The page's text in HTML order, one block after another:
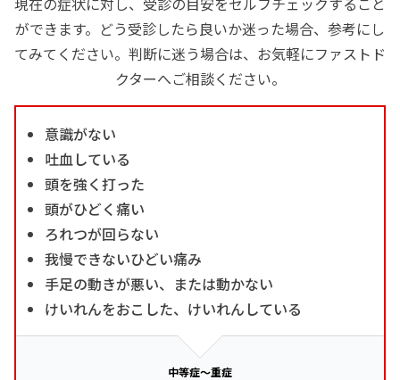
ができます。どう受診したら良いか迷った場合、参考にし
てみてください。判断に迷う場合は、お気軽にファストド
クターへご相談ください。
意識がない
吐血している
頭を強く打った
頭がひどく痛い
ろれつが回らない
我慢できないひどい痛み
手足の動きが悪い、または動かない
けいれんをおこした、けいれんしている
中等症～重症